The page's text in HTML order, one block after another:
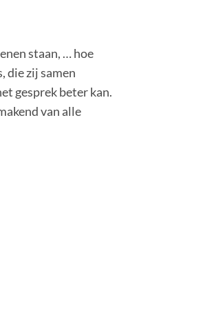
staan, … hoe
die zij samen
gesprek beter kan.
van alle